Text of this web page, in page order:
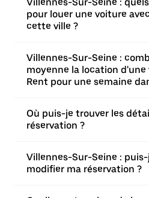
pour louer une voiture
cette ville ?
Villennes-Sur-Seine :
moyenne la location d'une
Rent pour une semaine
Où puis-je trouver les
réservation ?
Villennes-Sur-Seine :
modifier ma réservation ?